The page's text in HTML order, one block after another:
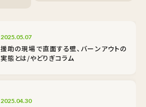
2025.05.07
援助の現場で直面する壁、バーンアウトの
実態とは/やどりぎコラム
2025.04.30